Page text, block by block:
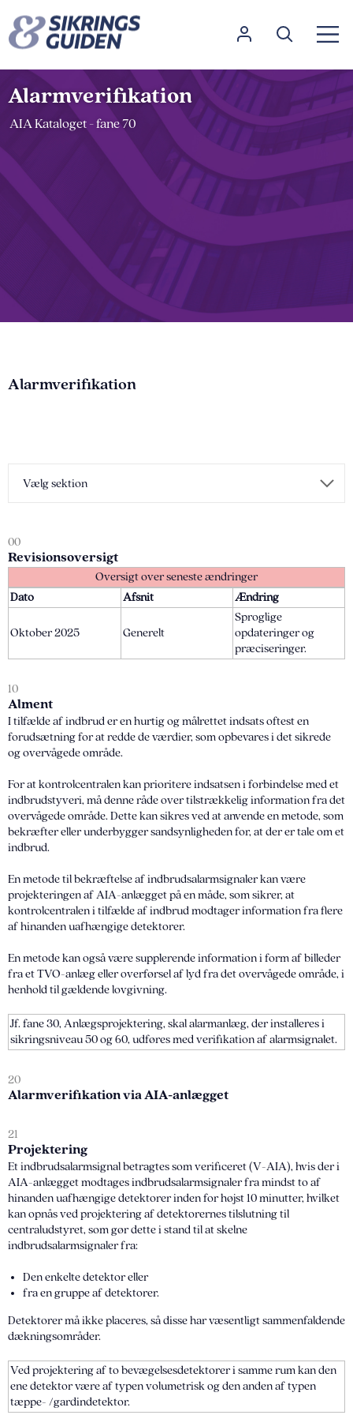
Alarmverifikation
AIA Kataloget - fane 70
Alarmverifikation
Vælg sektion
00
Revisionsoversigt
Oversigt over seneste ændringer
Dato
Afsnit Ændring
Oktober 2025 Generelt
Sproglige
opdateringer og
præciseringer.
10
Alment
I tilfælde af indbrud er en hurtig og målrettet indsats oftest en
forudsætning for at redde de værdier, som opbevares i det sikrede
og overvågede område.
For at kontrolcentralen kan prioritere indsatsen i forbindelse med et
indbrudstyveri, må denne råde over tilstrækkelig information fra det
overvågede område. Dette kan sikres ved at anvende en metode, som
bekræfter eller underbygger sandsynligheden for, at der er tale om et
indbrud.
En metode til bekræftelse af indbrudsalarmsignaler kan være
projekteringen af AIA-anlægget på en måde, som sikrer, at
kontrolcentralen i tilfælde af indbrud modtager information fra flere
af hinanden uafhængige detektorer.
En metode kan også være supplerende information i form af billeder
fra et TVO-anlæg eller overførsel af lyd fra det overvågede område, i
henhold til gældende lovgivning.
Jf. fane 30, Anlægsprojektering, skal alarmanlæg, der installeres i
sikringsniveau 50 og 60, udføres med verifikation af alarmsignalet.
20
Alarmverifikation via AIA-anlægget
21
Projektering
Et indbrudsalarmsignal betragtes som verificeret (V-AIA), hvis der i
AIA-anlægget modtages indbrudsalarmsignaler fra mindst to af
hinanden uafhængige detektorer inden for højst 10 minutter, hvilket
kan opnås ved projektering af detektorernes tilslutning til
centraludstyret, som gør dette i stand til at skelne
indbrudsalarmsignaler fra:
Den enkelte detektor eller
fra en gruppe af detektorer.
Detektorer må ikke placeres, så disse har væsentligt sammenfaldende
dækningsområder.
Ved projektering af to bevægelsesdetektorer i samme rum kan den
ene detektor være af typen volumetrisk og den anden af typen
tæppe- /gardindetektor.